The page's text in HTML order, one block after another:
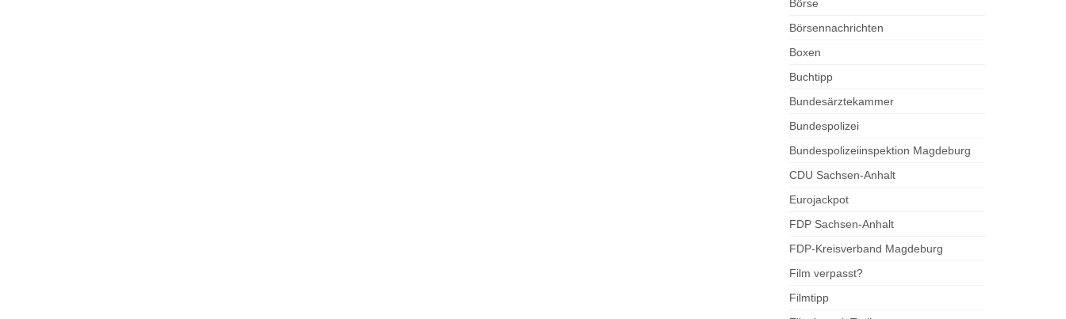
Börse
Börsennachrichten
Boxen
Buchtipp
Bundesärztekammer
Bundespolizei
Bundespolizeiinspektion Magdeburg
CDU Sachsen-Anhalt
Eurojackpot
FDP Sachsen-Anhalt
FDP-Kreisverband Magdeburg
Film verpasst?
Filmtipp